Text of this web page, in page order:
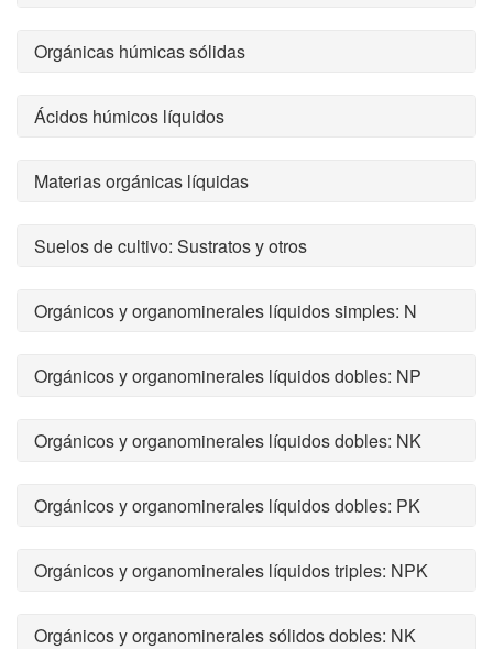
Orgánicas húmicas sólidas
Ácidos húmicos líquidos
Materias orgánicas líquidas
Suelos de cultivo: Sustratos y otros
Orgánicos y organominerales líquidos simples: N
Orgánicos y organominerales líquidos dobles: NP
Orgánicos y organominerales líquidos dobles: NK
Orgánicos y organominerales líquidos dobles: PK
Orgánicos y organominerales líquidos triples: NPK
Orgánicos y organominerales sólidos dobles: NK